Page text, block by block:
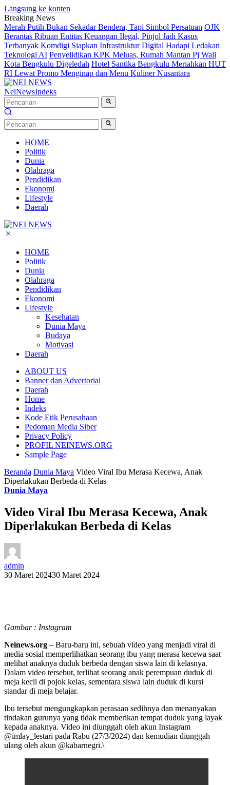
Langsung ke konten
Breaking News
Merah Putih Bukan Sekadar Bendera, Tapi Simbol Persatuan OJK
Berantas Ribuan Entitas Keuangan Ilegal, Pinjol Jadi Kasus
Terbanyak Komdigi Siapkan Infrastruktur Digital Hadapi Ledakan
Teknologi AI Penyelidikan KPK Meluas, Rumah Mantan Pj Wali
Kota Bengkulu Digeledah Hotel Santika Bengkulu Meriahkan HUT
RI Lewat Promo Menginap dan Menu Kuliner Nusantara
NeiNewsIndeks
HOME
Politik
Dunia
Olahraga
Pendidikan
Ekonomi
Lifestyle
Daerah
HOME
Politik
Dunia
Olahraga
Pendidikan
Ekonomi
Lifestyle
Kesehatan
Dunia Maya
Budaya
Motivasi
Daerah
ABOUT US
Banner dan Advertorial
Daerah
Home
Indeks
Kode Etik Perusahaan
Pedoman Media Siber
Privacy Policy
PROFIL NEINEWS.ORG
Sample Page
Beranda Dunia Maya Video Viral Ibu Merasa Kecewa, Anak
Diperlakukan Berbeda di Kelas
Dunia Maya
Video Viral Ibu Merasa Kecewa, Anak
Diperlakukan Berbeda di Kelas
admin
30 Maret 202430 Maret 2024
Gambar : Instagram
Neinews.org – Baru-baru ini, sebuah video yang menjadi viral di
media sosial memperlihatkan seorang ibu yang merasa kecewa saat
melihat anaknya duduk berbeda dengan siswa lain di kelasnya.
Dalam video tersebut, terlihat seorang anak perempuan duduk di
meja kecil di pojok kelas, sementara siswa lain duduk di kursi
standar di meja belajar.
Ibu tersebut mengungkapkan perasaan sedihnya dan menanyakan
tindakan gurunya yang tidak memberikan tempat duduk yang layak
kepada anaknya. Video ini diunggah oleh akun Instagram
@imlay_lestari pada Rabu (27/3/2024) dan kemudian diunggah
ulang oleh akun @kabarnegri.\